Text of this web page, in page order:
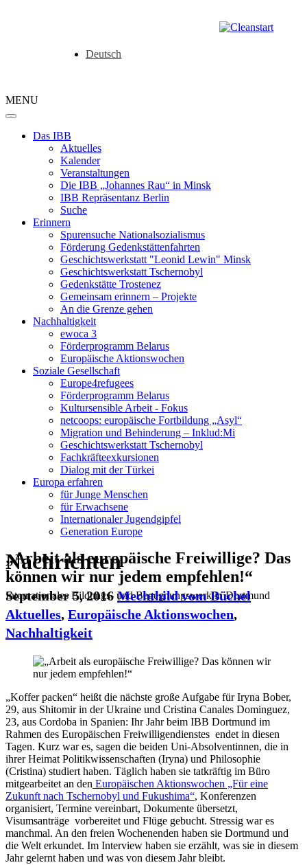
Deutsch
MENU
Das IBB
Aktuelles
Kalender
Veranstaltungen
Die IBB „Johannes Rau“ in Minsk
IBB Repräsentanz Berlin
Suche
Erinnern
Spurensuche Nationalsozialismus
Förderung Gedenkstättenfahrten
Geschichtswerkstatt "Leonid Lewin" Minsk
Geschichtswerkstatt Tschernobyl
Gedenkstätte Trostenez
Gemeinsam erinnern – Projekte
An die Grenze gehen
Nachhaltigkeit
ewoca 3
Förderprogramm Belarus
Europäische Aktionswochen
Soziale Gesellschaft
Europe4refugees
Förderprogramm Belarus
Kultursensible Arbeit - Fokus
netcoops: europäische Fortbildung „Asyl“
Migration und Behinderung – Inklud:Mi
Geschichtswerkstatt Tschernobyl
Fachkräfteexkursionen
Dialog mit der Türkei
Europa erfahren
für Junge Menschen
für Erwachsene
Internationaler Jugendgipfel
Generation Europe
Nachrichten
Internationales Bildungs- und Begegnungswerk in Dortmund
„Arbeit als europäische Freiwillige? Das
können wir nur jedem empfehlen!“
September 5, 2016 Mechthild vom Büchel
Aktuelles, Europäische Aktionswochen,
Nachhaltigkeit
„Koffer packen“ heißt die nächste große Aufgabe für Iryna Bober,
29, aus Shitomir in der Ukraine und Cristina Canales Dominguez,
23, aus Cordoba in Spanien: Ihr Jahr beim IBB Dortmund im
Rahmen des Europäischen Freiwilligendienstes endet in diesen
Tagen. Kurz war es, sagen die beiden Uni-Absolventinnen, die in
ihrer Heimat Politikwissenschaften (Iryna) und Philosophie
(Cristina) studiert haben. Täglich haben sie tatkräftig im Büro
mitgearbeitet an den Europäischen Aktionswochen „Für eine
Zukunft nach Tschernobyl und Fukushima“, Konferenzen
organisiert, Termine vereinbart, Dokumente übersetzt,
Visumsanträge vorbereitet und Flüge gebucht. Stressig war es
manchmal. An den freien Wochenenden haben sie Dortmund und
die Welt erkundet. Im Interview haben sie erzählt, was sie in diesem
Jahr gelernt haben und was von diesem Jahr bleibt.